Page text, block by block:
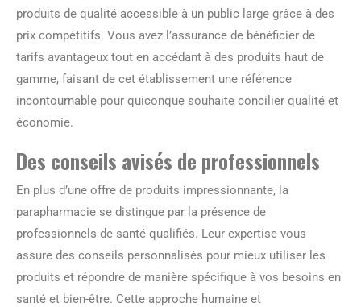
produits de qualité accessible à un public large grâce à des
prix compétitifs. Vous avez l’assurance de bénéficier de
tarifs avantageux tout en accédant à des produits haut de
gamme, faisant de cet établissement une référence
incontournable pour quiconque souhaite concilier qualité et
économie.
Des conseils avisés de professionnels
En plus d’une offre de produits impressionnante, la
parapharmacie se distingue par la présence de
professionnels de santé qualifiés. Leur expertise vous
assure des conseils personnalisés pour mieux utiliser les
produits et répondre de manière spécifique à vos besoins en
santé et bien-être. Cette approche humaine et